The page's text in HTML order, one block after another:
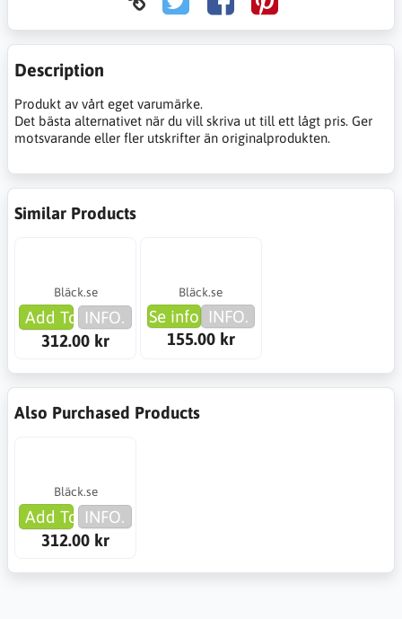
Description
Produkt av vårt eget varumärke.
Det bästa alternativet när du vill skriva ut till ett lågt pris. Ger
motsvarande eller fler utskrifter än originalprodukten.
Similar Products
Bläck.se
Add To Cart
INFO.
312.00 kr
Bläck.se
Se info INFO.
155.00 kr
Also Purchased Products
Bläck.se
Add To Cart
INFO.
312.00 kr